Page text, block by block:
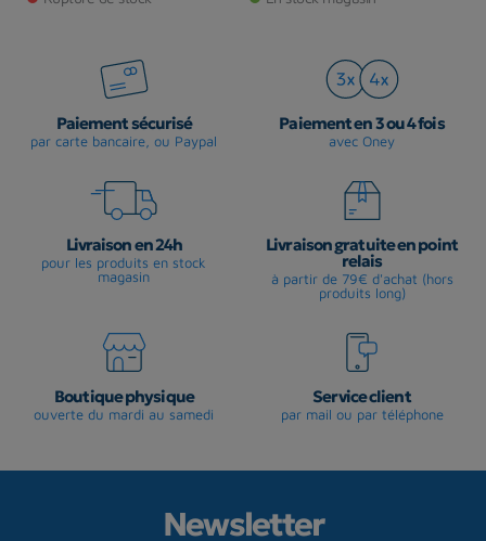
Paiement sécurisé
par carte bancaire, ou Paypal
Paiement en 3 ou 4 fois
avec Oney
Livraison en 24h
pour les produits en stock
magasin
Livraison gratuite en point
relais
à partir de 79€ d'achat (hors
produits long)
Boutique physique
ouverte du mardi au samedi
Service client
par mail ou par téléphone
Newsletter